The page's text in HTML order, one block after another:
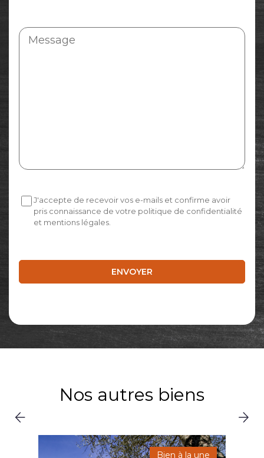
J'accepte de recevoir vos e-mails et confirme avoir
pris connaissance de votre politique de confidentialité
et mentions légales.
Nos autres biens
Bien à la une